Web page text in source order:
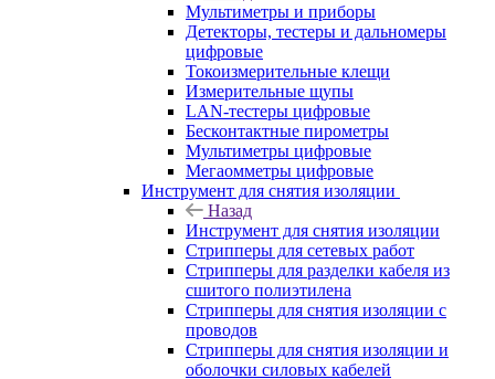
Мультиметры и приборы
Детекторы, тестеры и дальномеры
цифровые
Токоизмерительные клещи
Измерительные щупы
LAN-тестеры цифровые
Бесконтактные пирометры
Мультиметры цифровые
Мегаомметры цифровые
Инструмент для снятия изоляции
Назад
Инструмент для снятия изоляции
Стрипперы для сетевых работ
Стрипперы для разделки кабеля из
сшитого полиэтилена
Cтрипперы для снятия изоляции с
проводов
Стрипперы для снятия изоляции и
оболочки силовых кабелей